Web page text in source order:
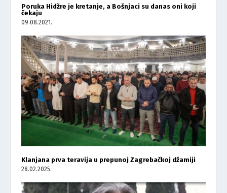
Poruka Hidžre je kretanje, a Bošnjaci su danas oni koji
čekaju
09.08.2021.
Klanjana prva teravija u prepunoj Zagrebačkoj džamiji
28.02.2025.